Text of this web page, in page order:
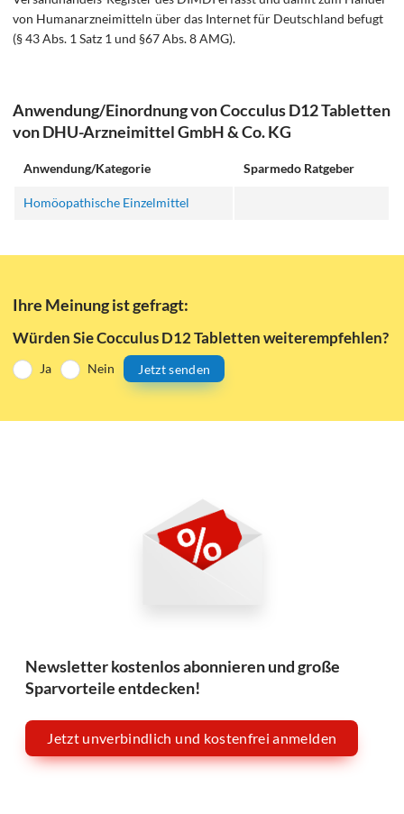
von Humanarzneimitteln über das Internet für Deutschland befugt
(§ 43 Abs. 1 Satz 1 und §67 Abs. 8 AMG).
Anwendung/Einordnung von Cocculus D12 Tabletten
von DHU-Arzneimittel GmbH & Co. KG
Anwendung/Kategorie Sparmedo Ratgeber
Homöopathische Einzelmittel
Ihre Meinung ist gefragt:
Würden Sie Cocculus D12 Tabletten weiterempfehlen?
Ja Nein Jetzt senden
Newsletter kostenlos abonnieren und große
Sparvorteile entdecken!
Jetzt unverbindlich und kostenfrei anmelden